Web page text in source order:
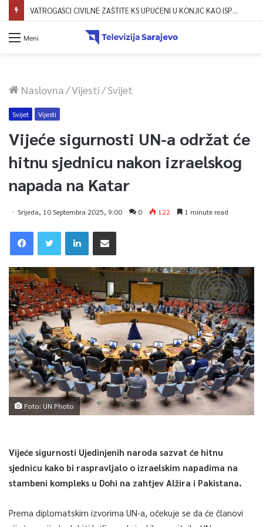
VATROGASCI CIVILNE ZAŠTITE KS UPUĆENI U KONJIC KAO ISPOMOĆ U GAŠENJU POŽARA
Meni
Naslovna/Vijesti/Svijet
Svijet Vijesti
Vijeće sigurnosti UN-a održat će
hitnu sjednicu nakon izraelskog
napada na Katar
Srijeda, 10 Septembra 2025, 9:00 0 122 1 minute read
Foto: UN Photo
Vijeće sigurnosti Ujedinjenih naroda sazvat će hitnu
sjednicu kako bi raspravljalo o izraelskim napadima na
stambeni kompleks u Dohi na zahtjev Alžira i Pakistana.
Prema diplomatskim izvorima UN-a, očekuje se da će članovi